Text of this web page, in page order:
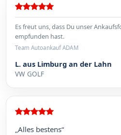
Es freut uns, dass Du unser
empfunden hast.
Team Autoankauf ADAM
L. aus Limburg an der Lahn
VW GOLF
„Alles bestens“